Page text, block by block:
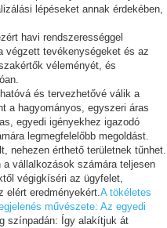
lépéseket annak érdekében,
havi rendszerességgel
végzett tevékenységeket és az
véleményét, és
és tervezhetővé válik a
a hagyományos, egyszeri áras
egyedi igényekhez igazodó
legmegfelelőbb megoldást.
nehezen érthető területnek tűnhet.
vállalkozások számára teljesen
végigkíséri az ügyfelet,
elért eredményekért.A tökéletes
művészete: Az egyedi
színpadán: Így alakítjuk át